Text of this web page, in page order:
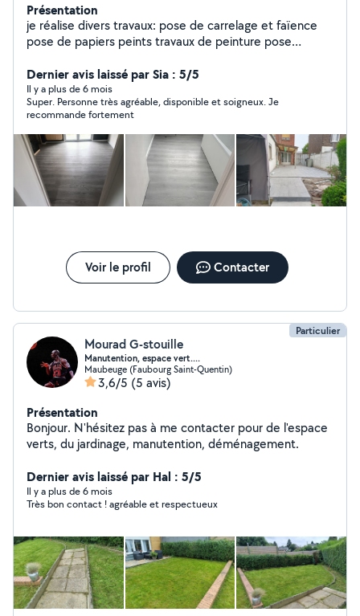
Présentation
je réalise divers travaux: pose de carrelage et faïence
pose de papiers peints travaux de peinture pose
Dernier avis laissé par Sia : 5/5
Il y a plus de 6 mois
Super. Personne très agréable, disponible et soigneux. Je
recommande fortement
Voir le profil Contacter
Particulier
Mourad G-stouille
Manutention, espace vert....
Maubeuge (Faubourg Saint-Quentin)
3,6/5 (5 avis)
Présentation
Bonjour. N'hésitez pas à me contacter pour de l'espace
verts, du jardinage, manutention, déménagement.
Dernier avis laissé par Hal : 5/5
Il y a plus de 6 mois
Très bon contact ! agréable et respectueux